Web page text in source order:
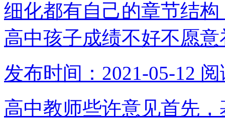
细化都有自己的章节结
高中孩子成绩不好不愿
发布时间：2021-05-12 阅
高中教师些许意见首先